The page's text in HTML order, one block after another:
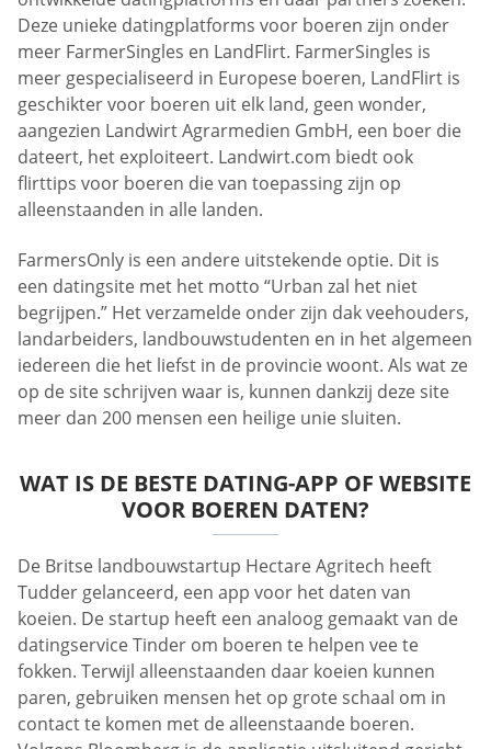
Deze unieke datingplatforms voor boeren zijn onder
meer FarmerSingles en LandFlirt. FarmerSingles is
meer gespecialiseerd in Europese boeren, LandFlirt is
geschikter voor boeren uit elk land, geen wonder,
aangezien Landwirt Agrarmedien GmbH, een boer die
dateert, het exploiteert. Landwirt.com biedt ook
flirttips voor boeren die van toepassing zijn op
alleenstaanden in alle landen.
FarmersOnly is een andere uitstekende optie. Dit is
een datingsite met het motto “Urban zal het niet
begrijpen.” Het verzamelde onder zijn dak veehouders,
landarbeiders, landbouwstudenten en in het algemeen
iedereen die het liefst in de provincie woont. Als wat ze
op de site schrijven waar is, kunnen dankzij deze site
meer dan 200 mensen een heilige unie sluiten.
WAT IS DE BESTE DATING-APP OF WEBSITE
VOOR BOEREN DATEN?
De Britse landbouwstartup Hectare Agritech heeft
Tudder gelanceerd, een app voor het daten van
koeien. De startup heeft een analoog gemaakt van de
datingservice Tinder om boeren te helpen vee te
fokken. Terwijl alleenstaanden daar koeien kunnen
paren, gebruiken mensen het op grote schaal om in
contact te komen met de alleenstaande boeren.